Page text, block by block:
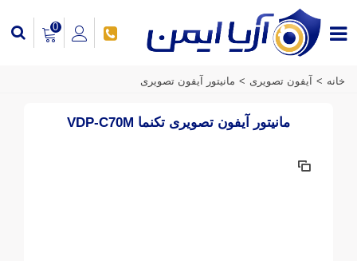
0
خانه > آیفون تصویری > مانیتور آیفون تصویری
مانیتور آیفون تصویری تکنما VDP-C70M